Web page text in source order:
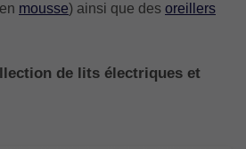
mousse) ainsi que des oreillers
de lits électriques et